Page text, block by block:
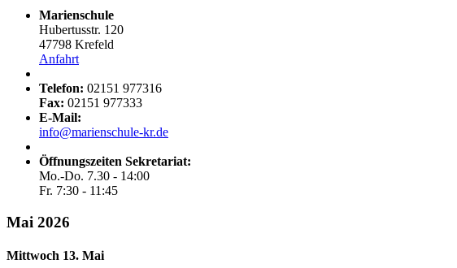
Marienschule
Hubertusstr. 120
47798 Krefeld
Anfahrt
Telefon: 02151 977316
Fax: 02151 977333
E-Mail:
info@marienschule-kr.de
Öffnungszeiten Sekretariat:
Mo.-Do. 7.30 - 14:00
Fr. 7:30 - 11:45
Mai 2026
Mittwoch 13. Mai